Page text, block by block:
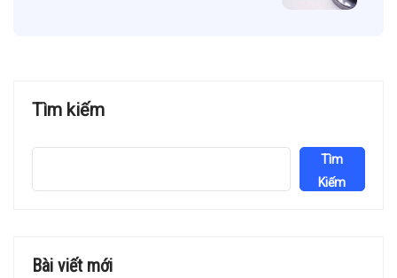
Tìm kiếm
Tìm
Kiếm
Bài viết mới